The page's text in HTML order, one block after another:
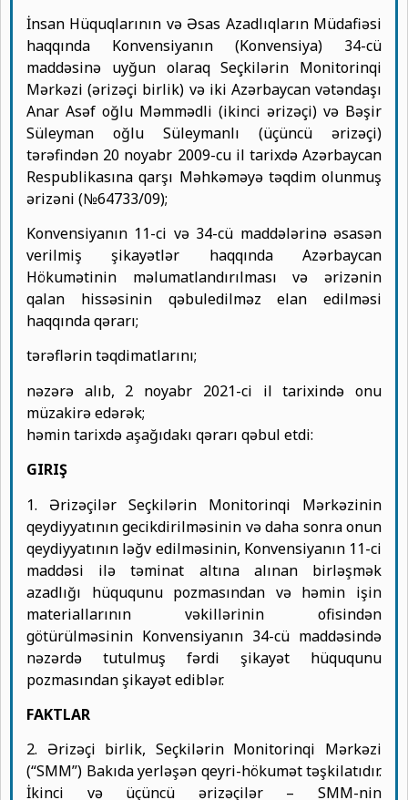
İnsan Hüquqlarının və Əsas Azadlıqların Müdafiəsi
haqqında Konvensiyanın (Konvensiya) 34-cü
maddəsinə uyğun olaraq Seçkilərin Monitorinqi
Mərkəzi (ərizəçi birlik) və iki Azərbaycan vətəndaşı
Anar Asəf oğlu Məmmədli (ikinci ərizəçi) və Bəşir
Süleyman oğlu Süleymanlı (üçüncü ərizəçi)
tərəfindən 20 noyabr 2009-cu il tarixdə Azərbaycan
Respublikasına qarşı Məhkəməyə təqdim olunmuş
ərizəni (№64733/09);
Konvensiyanın 11-ci və 34-cü maddələrinə əsasən
verilmiş şikayətlər haqqında Azərbaycan
Hökumətinin məlumatlandırılması və ərizənin
qalan hissəsinin qəbuledilməz elan edilməsi
haqqında qərarı;
tərəflərin təqdimatlarını;
nəzərə alıb, 2 noyabr 2021-ci il tarixində onu
müzakirə edərək;
həmin tarixdə aşağıdakı qərarı qəbul etdi:
GIRIŞ
1. Ərizəçilər Seçkilərin Monitorinqi Mərkəzinin
qeydiyyatının gecikdirilməsinin və daha sonra onun
qeydiyyatının ləğv edilməsinin, Konvensiyanın 11-ci
maddəsi ilə təminat altına alınan birləşmək
azadlığı hüququnu pozmasından və həmin işin
materiallarının vəkillərinin ofisindən
götürülməsinin Konvensiyanın 34-cü maddəsində
nəzərdə tutulmuş fərdi şikayət hüququnu
pozmasından şikayət ediblər.
FAKTLAR
2. Ərizəçi birlik, Seçkilərin Monitorinqi Mərkəzi
(“SMM”) Bakıda yerləşən qeyri-hökumət təşkilatıdır.
İkinci və üçüncü ərizəçilər – SMM-nin